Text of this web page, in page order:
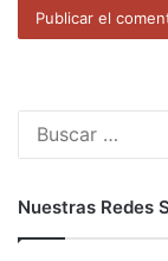
Nuestras Redes